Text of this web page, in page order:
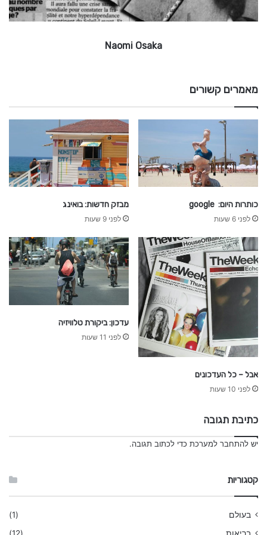
a
k
Naomi Osaka
מאמרים קשורים
כותרות היום: google
לפני 6 שעות
מבזק חדשות: בואינג
לפני 9 שעות
אבל – כל העדכונים
לפני 10 שעות
עדכון: ביקורת טלוויזיה
לפני 11 שעות
כתיבת תגובה
יש להתחבר למערכת כדי לכתוב תגובה.
קטגוריות
בעולם
(1)